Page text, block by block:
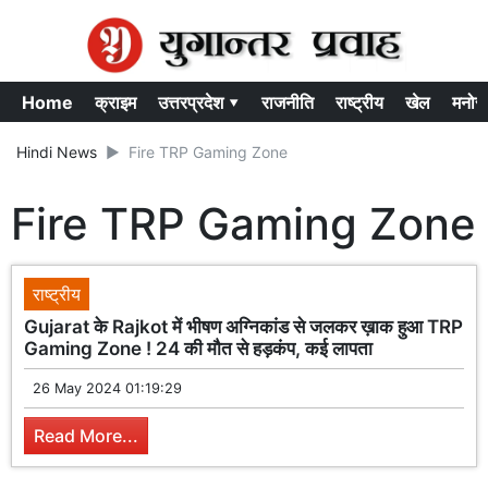
Home क्राइम उत्तरप्रदेश ▾ राजनीति राष्ट्रीय खेल
Hindi News Fire TRP Gaming Zone
Fire TRP Gaming Zone
राष्ट्रीय
Gujarat के Rajkot में भीषण अग्निकांड से जलकर ख़ाक हुआ TRP
Gaming Zone ! 24 की मौत से हड़कंप, कई लापता
26 May 2024 01:19:29
Read More...